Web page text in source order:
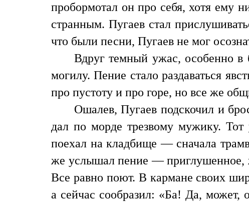
пробормотал он про себя, хотя ему
странным. Пугаев стал
что были песни, Пугаев не мог
Вдруг темный ужас, особенно в
могилу. Пение стало раздаваться
про пустоту и про горе, но все же
Ошалев, Пугаев подскочил и
дал по морде трезвому мужику.
поехал на кладбище — сначала
же услышал пение — приглушенное,
Все равно поют. В кармане своих
а сейчас сообразил: «Ба! Да, может,